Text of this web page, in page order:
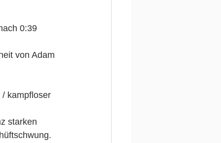
0:39
von Adam
kampfloser
starken